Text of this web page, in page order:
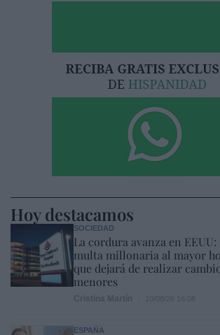
Hoy destacamos
SOCIEDAD
La cordura avanza en
multa millonaria al mayor
que dejará de realizar
menores
ESPAÑA